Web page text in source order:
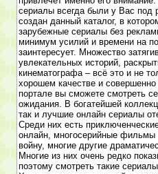
сериалы всегда были у Вас под
создан данный каталог, в
зарубежные сериалы без
минимум усилий и времени на
заинтересует. Множество
увлекательных историй,
кинематографа – всё это и не
хорошем качестве и
портале вы сможете смотреть
ожидания. В богатейшей
так и лучшие онлайн сериалы
Среди них есть
онлайн, многосерийные
войну, многие другие
Многие из них очень редко
поэтому смотреть такие